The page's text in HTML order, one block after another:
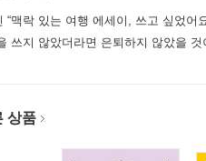
생각한다
미학
탄생의 비밀
“맥락 있는 여행 에세이, 쓰고 싶었어
쓰지 않았더라면 은퇴하지 않았을 것
상품